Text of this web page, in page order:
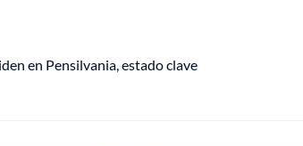
en Pensilvania, estado clave